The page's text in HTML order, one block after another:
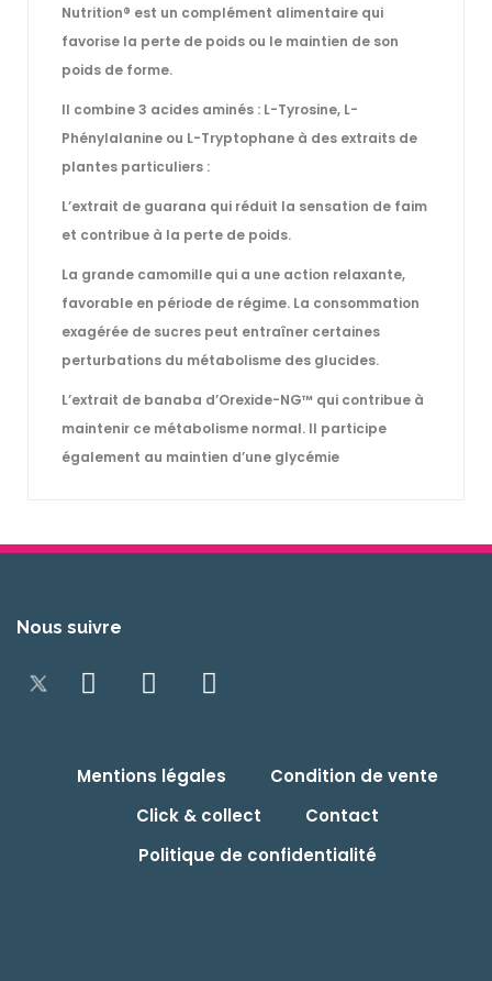
Nutrition® est un complément alimentaire qui
favorise la perte de poids ou le maintien de son
poids de forme.
Il combine 3 acides aminés : L-Tyrosine, L-
Phénylalanine ou L-Tryptophane à des extraits de
plantes particuliers :
L’extrait de guarana qui réduit la sensation de faim
et contribue à la perte de poids.
La grande camomille qui a une action relaxante,
favorable en période de régime. La consommation
exagérée de sucres peut entraîner certaines
perturbations du métabolisme des glucides.
L’extrait de banaba d’Orexide-NG™ qui contribue à
maintenir ce métabolisme normal. Il participe
également au maintien d’une glycémie
Nous suivre
Mentions légales
Condition de vente
Click & collect
Contact
Politique de confidentialité